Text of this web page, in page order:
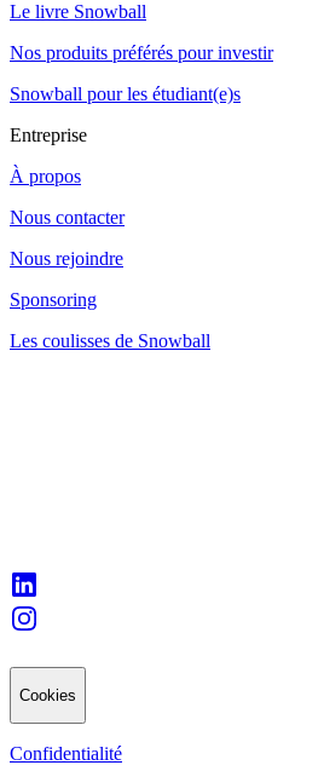
Le livre Snowball
Nos produits préférés pour investir
Snowball pour les étudiant(e)s
Entreprise
À propos
Nous contacter
Nous rejoindre
Sponsoring
Les coulisses de Snowball
Cookies
Confidentialité